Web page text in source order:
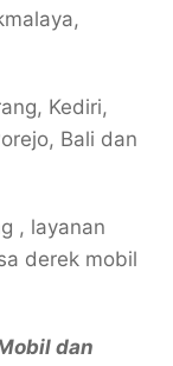
Kediri,
Bali dan
, layanan
derek mobil
dan